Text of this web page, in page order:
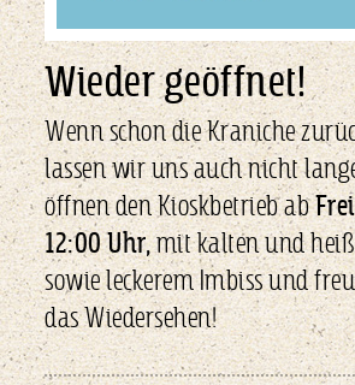
Wieder geöffnet!
Wenn schon die Kraniche
lassen wir uns auch nicht
öffnen den Kioskbetrieb ab
12:00 Uhr,mit kalten und
sowie leckerem Imbiss und
das Wiedersehen!